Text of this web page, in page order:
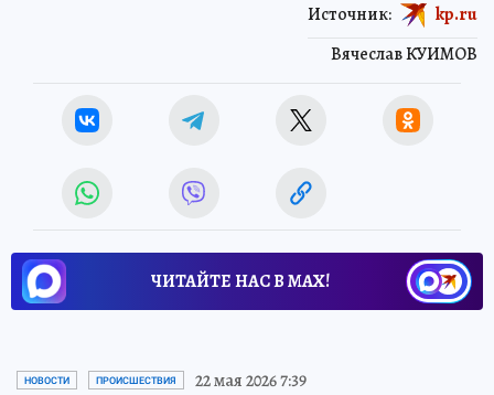
Вячеслав КУИМОВ
Источник: kp.ru
ЧИТАЙТЕ НАС В МАХ!
НОВОСТИ ПРОИСШЕСТВИЯ 22 мая 2026 7:39